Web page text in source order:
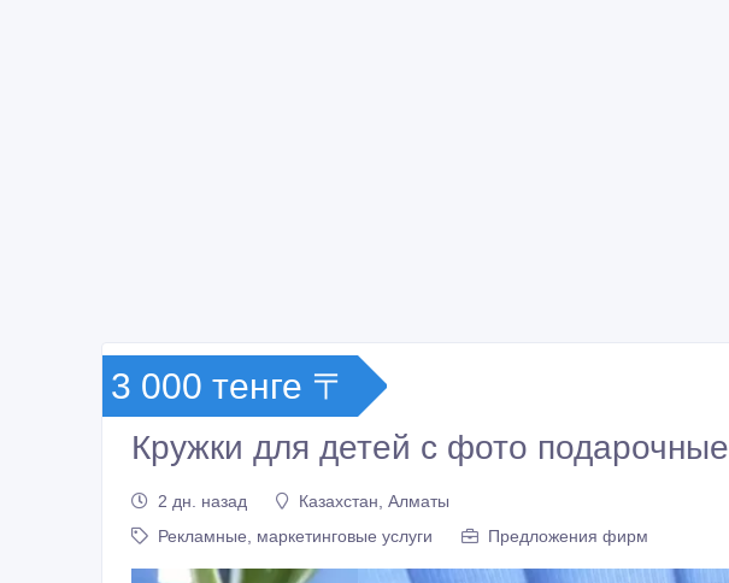
3 000 тенге 〒
Кружки для детей с фото подарочные
2 дн. назад
Казахстан, Алматы
Рекламные, маркетинговые услуги
Предложения фирм